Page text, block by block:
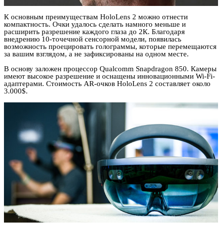
К основным преимуществам HoloLens 2 можно отнести
компактность. Очки удалось сделать намного меньше и
расширить разрешение каждого глаза до 2К. Благодаря
внедрению 10-точечной сенсорной модели, появилась
возможность проецировать голограммы, которые перемещаются
за вашим взглядом, а не зафиксированы на одном месте.
В основу заложен процессор Qualcomm Snapdragon 850. Камеры
имеют высокое разрешение и оснащены инновационными Wi-Fi-
адаптерами. Стоимость AR-очков HoloLens 2 составляет около
3.000$.